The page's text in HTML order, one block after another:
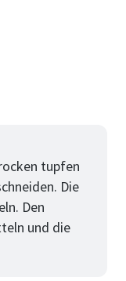
tupfen
Die
Den
und die